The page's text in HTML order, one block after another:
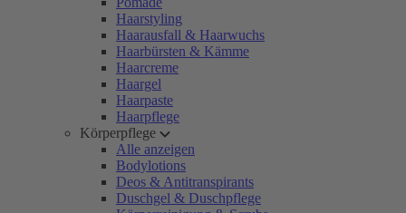
Haarstyling
Haarausfall & Haarwuchs
Haarbürsten & Kämme
Haarcreme
Haargel
Haarpaste
Haarpflege
Körperpflege
Alle anzeigen
Bodylotions
Deos & Antitranspirants
Duschgel & Duschpflege